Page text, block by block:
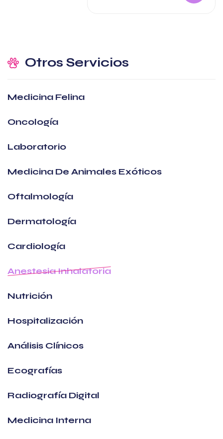
Otros Servicios
Medicina Felina
Oncología
Laboratorio
Medicina De Animales Exóticos
Oftalmología
Dermatología
Cardiología
Anestesia Inhalatoria
Nutrición
Hospitalización
Análisis Clínicos
Ecografías
Radiografía Digital
Medicina Interna